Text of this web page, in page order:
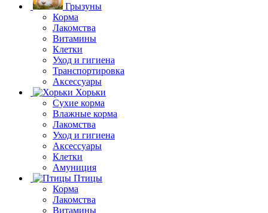
Грызуны
Корма
Лакомства
Витамины
Клетки
Уход и гигиена
Транспортировка
Аксессуары
Хорьки
Сухие корма
Влажные корма
Лакомства
Уход и гигиена
Аксессуары
Клетки
Амуниция
Птицы
Корма
Лакомства
Витамины